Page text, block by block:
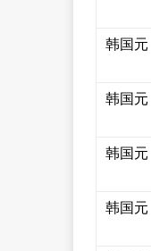
韩国元
韩国元
韩国元
韩国元